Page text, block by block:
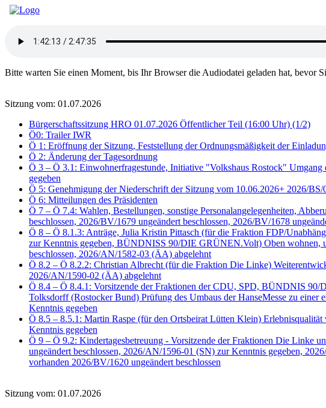
Bitte warten Sie einen Moment, bis Ihr Browser die Audiodatei geladen hat, bevor
Sitzung vom: 01.07.2026
Bürgerschaftssitzung HRO 01.07.2026 Öffentlicher Teil (16:00 Uhr) (1/2)
Ö0: Trailer IWR
Ö 1: Eröffnung der Sitzung, Feststellung der Ordnungsmäßigkeit der
Ö 2: Änderung der Tagesordnung
Ö 3 – Ö 3.1: Einwohnerfragestunde, Initiative "Volkshaus Rostock"
gegeben
Ö 5: Genehmigung der Niederschrift der Sitzung vom 10.06.2026+ 2026/BS/
Ö 6: Mitteilungen des Präsidenten
Ö 7 – Ö 7.4: Wahlen, Bestellungen, sonstige Personalangelegenheiten,
beschlossen, 2026/BV/1679 ungeändert beschlossen, 2026/BV/1678
Ö 8 – Ö 8.1.3: Anträge, Julia Kristin Pittasch (für die Fraktion FDP/
zur Kenntnis gegeben, BÜNDNISS 90/DIE GRÜNEN.Volt) Oben wohnen,
beschlossen, 2026/AN/1582-03 (ÄA) abgelehnt
Ö 8.2 – Ö 8.2.2: Christian Albrecht (für die Fraktion Die Linke)
2026/AN/1590-02 (ÄA) abgelehnt
Ö 8.4 – Ö 8.4.1: Vorsitzende der Fraktionen der CDU, SPD, BÜNDNIS
Tolksdorff (Rostocker Bund) Prüfung des Umbaus der HanseMesse zu
Kenntnis gegeben
Ö 8.5 – 8.5.1: Martin Raspe (für den Ortsbeirat Lütten Klein)
Kenntnis gegeben
Ö 9 – Ö 9.2: Kindertagesbetreuung - Vorsitzende der Fraktionen Die Linke
ungeändert beschlossen, 2026/AN/1596-01 (SN) zur Kenntnis gegeben,
vorhanden 2026/BV/1620 ungeändert beschlossen
Sitzung vom: 01.07.2026